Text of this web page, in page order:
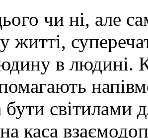
чи ні, але
житті,
в людині.
бути світилами
каса